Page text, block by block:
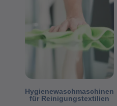
Hygienewaschmaschinen
für Reinigungstextilien